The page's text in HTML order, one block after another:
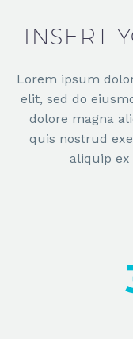
INSERT
Lorem ipsum
elit, sed do
dolore magna
quis nostrud
aliquip ex